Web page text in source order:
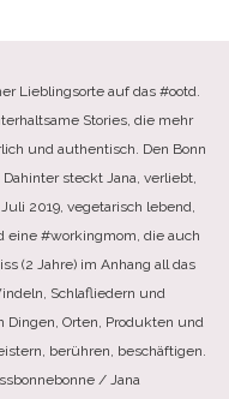
Lieblingsorte auf das #ootd.
Stories, die mehr
und authentisch. Den Bonn
steckt Jana, verliebt,
2019, vegetarisch lebend,
eine #workingmom, die auch
(2 Jahre) im Anhang all das
Schlafliedern und
Dingen, Orten, Produkten und
berühren, beschäftigen.
/ Jana